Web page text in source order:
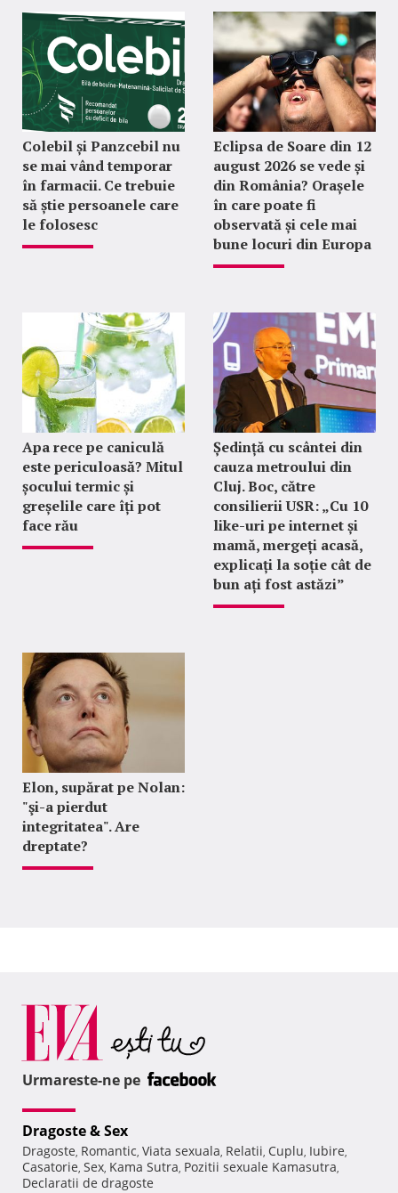
Colebil și Panzcebil nu
se mai vând temporar
în farmacii. Ce trebuie
să știe persoanele care
le folosesc
Eclipsa de Soare din 12
august 2026 se vede și
din România? Orașele
în care poate fi
observată și cele mai
bune locuri din Europa
Apa rece pe caniculă
este periculoasă? Mitul
șocului termic și
greșelile care îți pot
face rău
Ședință cu scântei din
cauza metroului din
Cluj. Boc, către
consilierii USR: „Cu 10
like-uri pe internet și
mamă, mergeți acasă,
explicați la soție cât de
bun ați fost astăzi”
Elon, supărat pe Nolan:
"şi-a pierdut
integritatea". Are
dreptate?
Urmareste-ne pe
Dragoste & Sex
Dragoste, Romantic, Viata sexuala, Relatii, Cuplu, Iubire,
Casatorie, Sex, Kama Sutra, Pozitii sexuale Kamasutra,
Declaratii de dragoste